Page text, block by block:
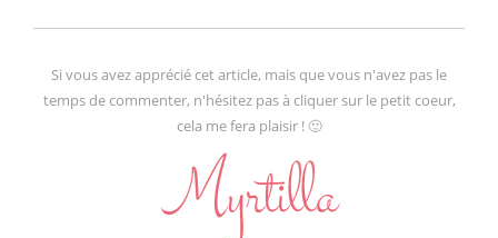
Si vous avez apprécié cet article, mais que vous n'avez pas le
temps de commenter, n'hésitez pas à cliquer sur le petit coeur,
cela me fera plaisir ! 🙂